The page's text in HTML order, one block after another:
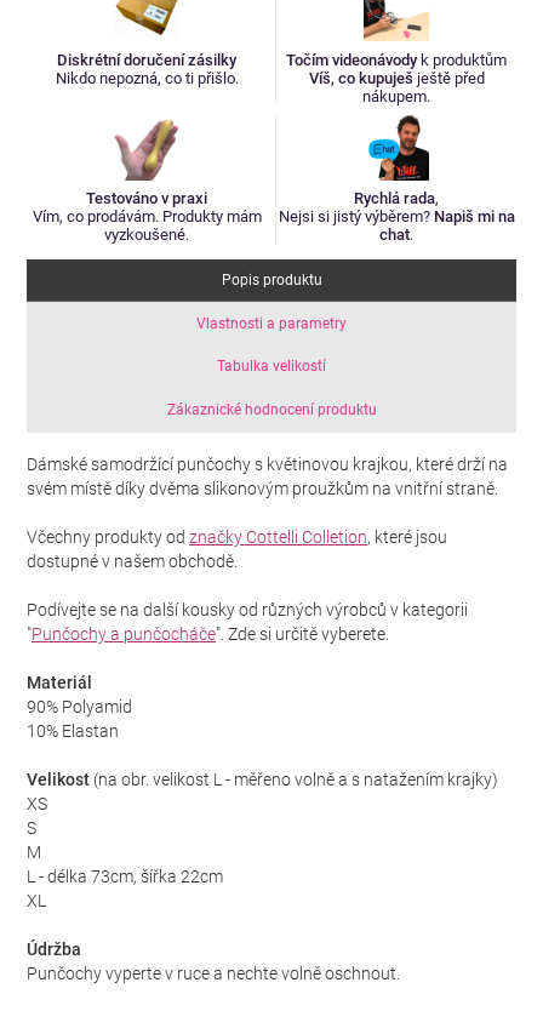
Diskrétní doručení zásilky
Nikdo nepozná, co ti přišlo.
Točím videonávody k produktům
Víš, co kupuješ ještě před
nákupem.
Testováno v praxi
Vím, co prodávám. Produkty mám
vyzkoušené.
Rychlá rada,
Nejsi si jistý výběrem? Napiš mi na
chat.
Popis produktu
Vlastnosti a parametry
Tabulka velikostí
Zákaznické hodnocení produktu
Dámské samodržící punčochy s květinovou krajkou, které drží na
svém místě díky dvěma slikonovým proužkům na vnitřní straně.
Včechny produkty od značky Cottelli Colletion, které jsou
dostupné v našem obchodě.
Podívejte se na další kousky od různých výrobců v kategorii
"Punčochy a punčocháče". Zde si určitě vyberete.
Materiál
90% Polyamid
10% Elastan
Velikost (na obr. velikost L - měřeno volně a s natažením krajky)
XS
S
M
L - délka 73cm, šířka 22cm
XL
Údržba
Punčochy vyperte v ruce a nechte volně oschnout.